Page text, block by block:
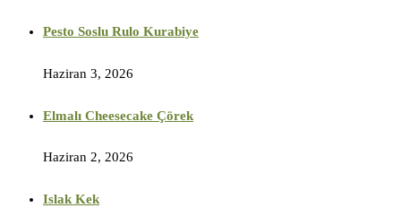
Pesto Soslu Rulo Kurabiye
Haziran 3, 2026
Elmalı Cheesecake Çörek
Haziran 2, 2026
Islak Kek